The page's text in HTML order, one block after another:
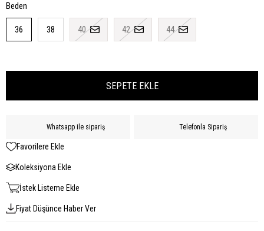
Beden
36 38 40 42 44
Whatsapp ile sipariş Telefonla Sipariş
Favorilere Ekle
Koleksiyona Ekle
İstek Listeme Ekle
Fiyat Düşünce Haber Ver